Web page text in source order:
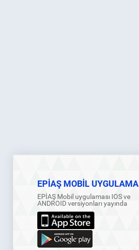
EPİAŞ MOBİL UYGULAMA
EPİAŞ Mobil uygulaması IOS ve
ANDROID versiyonları yayında